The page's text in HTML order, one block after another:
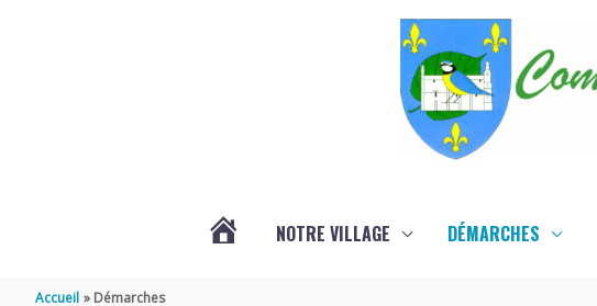
NOTRE VILLAGE DÉMARCHES
Accueil Démarches